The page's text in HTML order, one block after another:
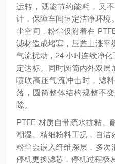
运转，既能节约能耗，又
计，保障车间恒定洁净环境
尘空间，粉尘仅附着在
滤材造成堵塞，压差上涨平
气流扰动，24 小时连续净
定达标。同时圆筒内外双层
喷吹高压气流冲击时，滤
落，圆筒整体结构规整不
隙。
PTFE 材质自带疏水抗粘、
潮湿、精细粉料工况，自洁
粉尘会嵌入纤维深层，多次
停机更换滤芯，停机过程极